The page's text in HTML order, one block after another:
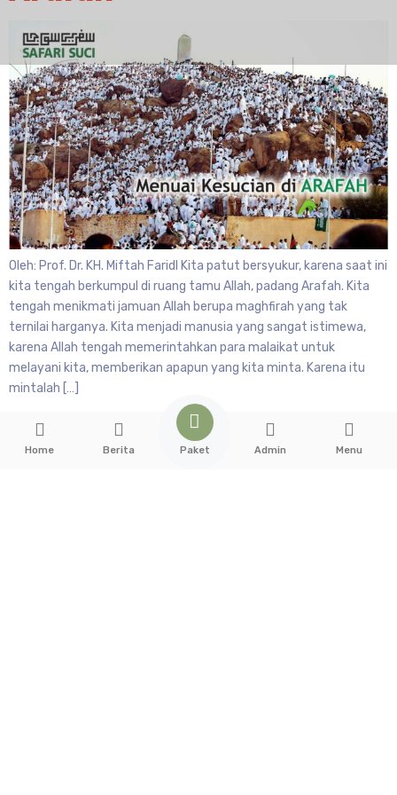
Oleh: Prof. Dr. KH. Miftah Faridl Kita patut bersyukur, karena saat ini
kita tengah berkumpul di ruang tamu Allah, padang Arafah. Kita
tengah menikmati jamuan Allah berupa maghfirah yang tak
ternilai harganya. Kita menjadi manusia yang sangat istimewa,
karena Allah tengah memerintahkan para malaikat untuk
melayani kita, memberikan apapun yang kita minta. Karena itu
mintalah […]
Home Berita Paket Admin Menu